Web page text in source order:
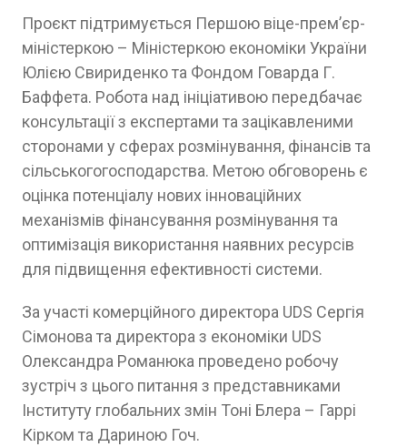
Проєкт підтримується Першою віце-прем’єр-
міністеркою – Міністеркою економіки України
Юлією Свириденко та Фондом Говарда Г.
Баффета. Робота над ініціативою передбачає
консультації з експертами та зацікавленими
сторонами у сферах розмінування, фінансів та
сільськогогосподарства. Метою обговорень є
оцінка потенціалу нових інноваційних
механізмів фінансування розмінування та
оптимізація використання наявних ресурсів
для підвищення ефективності системи.
За участі комерційного директора UDS Сергія
Сімонова та директора з економіки UDS
Олександра Романюка проведено робочу
зустріч з цього питання з представниками
Інституту глобальних змін Тоні Блера – Гаррі
Кірком та Дариною Гоч.